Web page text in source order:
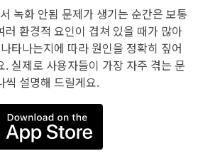
녹화 안됨 문제가 생기는 순간은 보통
러 환경적 요인이 겹쳐 있을 때가 많아
타나는지에 따라 원인을 정확히 짚어
실제로 사용자들이 가장 자주 겪는 문
씩 설명해 드릴게요.